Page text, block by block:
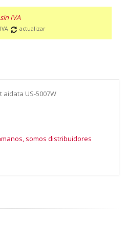
IVA
actualizar
US-5007W
somos distribuidores